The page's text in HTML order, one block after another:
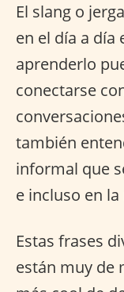
El slang o
en el día a día
aprenderlo
conectarse
también
informal que
e incluso en
Estas frases
están muy de